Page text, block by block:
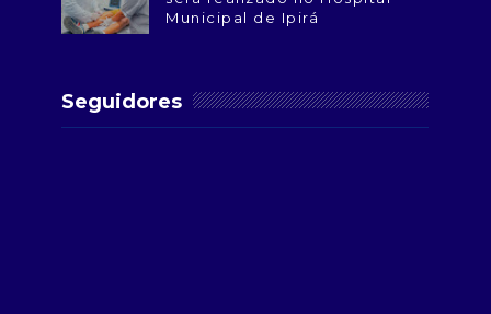
Municipal de Ipirá
Seguidores